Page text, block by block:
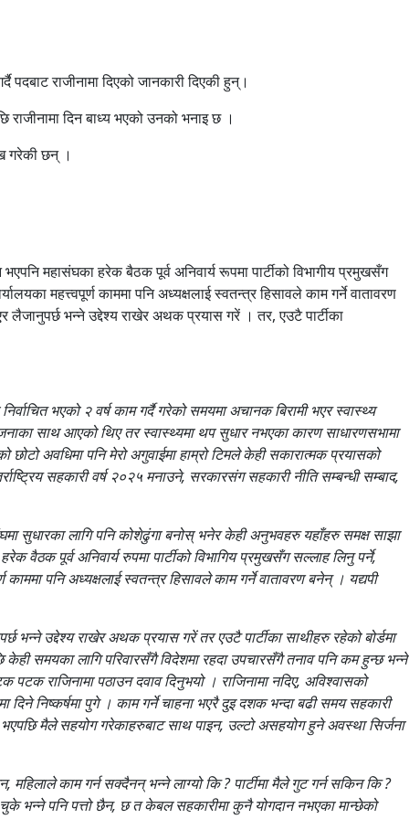
राजीनामा दिएको जानकारी दिएकी हुन्।
दिन बाध्य भएको उनको भनाइ छ ।
गरेकी छन् ।
महासंघका हरेक बैठक पूर्व अनिवार्य रूपमा पार्टीको विभागीय प्रमुखसँग
महत्त्वपूर्ण काममा पनि अध्यक्षलाई स्वतन्त्र हिसावले काम गर्ने वातावरण
लैजानुपर्छ भन्ने उद्देश्य राखेर अथक प्रयास गरें । तर, एउटै पार्टीका
भएको २ वर्ष काम गर्दै गरेको समयमा अचानक बिरामी भएर स्वास्थ्य
साथ आएको थिए तर स्वास्थ्यमा थप सुधार नभएका कारण साधारणसभामा
अवधिमा पनि मेरो अगुवाईमा हाम्रो टिमले केही सकारात्मक प्रयासको
सहकारी वर्ष २०२५ मनाउने, सरकारसंग सहकारी नीति सम्बन्धी सम्बाद,
सुधारका लागि पनि कोशेढुंगा बनोस् भनेर केही अनुभवहरु यहाँहरु समक्ष साझा
पूर्व अनिवार्य रुपमा पार्टीको विभागिय प्रमुखसँग सल्लाह लिनु पर्ने,
पनि अध्यक्षलाई स्वतन्त्र हिसावले काम गर्ने वातावरण बनेन् । यद्यपी
भन्ने उद्देश्य राखेर अथक प्रयास गरें तर एउटै पार्टीका साथीहरु रहेको बोर्डमा
समयका लागि परिवारसँगै विदेशमा रहदा उपचारसँगै तनाव पनि कम हुन्छ भन्ने
राजिनामा पठाउन दवाव दिनुभयो । राजिनामा नदिए, अविश्वासको
निष्कर्षमा पुगे । काम गर्ने चाहना भएरै दुइ दशक भन्दा बढी समय सहकारी
मैले सहयोग गरेकाहरुबाट साथ पाइन, उल्टो असहयोग हुने अवस्था सिर्जना
काम गर्न सक्दैनन् भन्ने लाग्यो कि ? पार्टीमा मैले गुट गर्न सकिन कि ?
भन्ने पनि पत्तो छैन, छ त केबल सहकारीमा कुनै योगदान नभएका मान्छेको